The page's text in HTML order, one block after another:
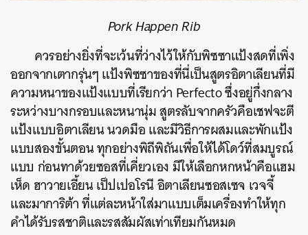
Pork Happen Rib
ควรอย่างยิ่งที่จะเว้นที่ว่างไว้ให้กับพิซซาแป้งสดที่เพิ่ง
ออกจากเตากรุ่นๆ แป้งพิซซาของที่นี่เป็นสูตรอิตาเลียนที่มี
ความหนาของแป้งแบบที่เรียกว่า Perfecto ซึ่งอยู่กึ่งกลาง
ระหว่างบางกรอบและหนานุ่ม สูตรลับจากครัวคือเชฟจะตี
แป้งแบบอิตาเลียน นวดมือ และมีวิธีการผสมและพักแป้ง
แบบสองขั้นตอน ทุกอย่างพิถีพิถันเพื่อให้ได้โดว์ที่สมบูรณ์
แบบ ก่อนทาด้วยซอสที่เคี่ยวเอง มีให้เลือกหกหน้าคือแฮม
เห็ด ฮาวายเอี้ยน เป็ปเปอโรนี อิตาเลียนซอสเซจ เวจจี้
และมาการิต้า ที่แต่ละหน้าใส่มาแบบเต็มเครื่องทำให้ทุก
คำได้รับรสชาติและรสสัมผัสเท่าเทียมกันหมด